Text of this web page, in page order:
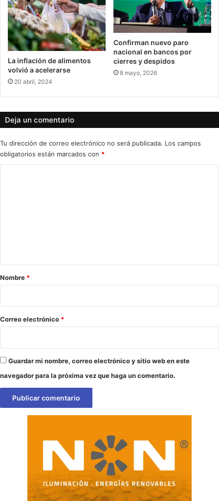
La inflación de alimentos
volvió a acelerarse
20 abril, 2024
Confirman nuevo paro
nacional en bancos por
cierres y despidos
8 mayo, 2026
Deja un comentario
Tu dirección de correo electrónico no será publicada. Los campos
obligatorios están marcados con *
r
*
Nombre *
Correo electrónico *
Guardar mi nombre, correo electrónico y sitio web en este
navegador para la próxima vez que haga un comentario.